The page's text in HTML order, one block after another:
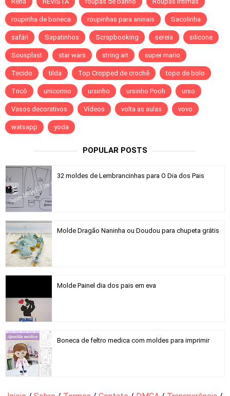
roupinha de boneca roupinhas para aninais Sacolinha
safári Sapatinhos Scrapbooking sereia silicone
Sousplast star wars string art super mario
Tecido tilda Top Cropped de crochê topo de bolo
Tricô unicornio ursinho ursinho Pooh urso
Vasos decorativos Vídeos volta as aulas vovo
watsapp yoda
POPULAR POSTS
32 moldes de Lembrancinhas para O Dia dos Pais
Molde Dragão Naninha ou Doudou para chupeta grátis
Molde Painel dia dos pais em eva
Boneca de feltro medica com moldes para imprimir